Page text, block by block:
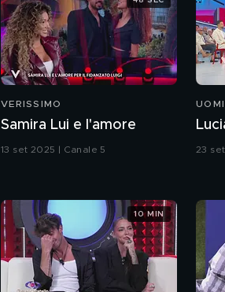
VERISSIMO
Samira Lui e l'amore
13 set 2025 | Canale 5 23
10 MIN